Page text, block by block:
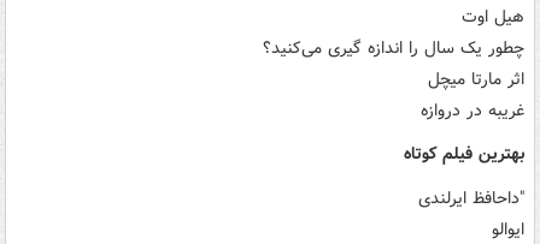
هیل اوت
چطور یک سال را اندازه گیری می‌کنید؟
اثر مارتا میچل
غریبه در دروازه
بهترین فیلم کوتاه
"داحافظ ایرلندی
ایوالو